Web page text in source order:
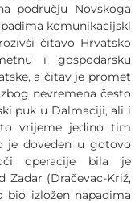
području Novskoga
komunikacijski
čitavo Hrvatsko
i gospodarsku
a čitav je promet
nevremena često
puk u Dalmaciji, ali i
vrijeme jedino tim
je doveden u gotovo
operacije bila je
Zadar (Dračevac-Križ,
izložen napadima